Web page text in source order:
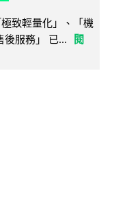
致輕量化」、「機
後服務」 已...
閱